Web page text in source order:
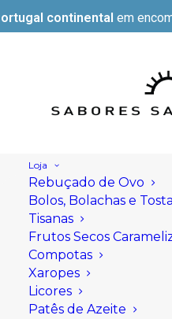
continental em
Loja
Rebuçado de Ovo
Bolos, Bolachas e
Tisanas
Frutos Secos
Compotas
Xaropes
Licores
Patês de Azeite